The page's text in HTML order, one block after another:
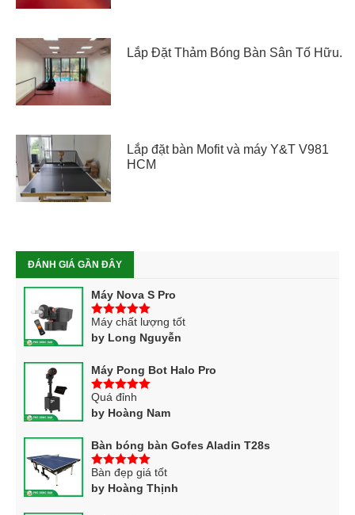
Lắp Đặt Thảm Bóng Bàn Sân Tố Hữu.
Lắp đặt bàn Mofit và máy Y&T V981
HCM
ĐÁNH GIÁ GẦN ĐÂY
Máy Nova S Pro
5trên 5
Máy chất lượng tốt
by Long Nguyễn
Máy Pong Bot Halo Pro
5trên 5
Quá đỉnh
by Hoàng Nam
Bàn bóng bàn Gofes Aladin T28s
5trên 5
Bàn đẹp giá tốt
by Hoàng Thịnh